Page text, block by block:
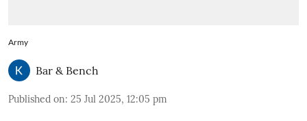
Army
Bar & Bench
Published on: 25 Jul 2025, 12:05 pm